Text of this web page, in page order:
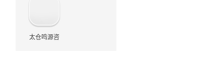
金投资管理
中心（有限
太仓鸣源咨